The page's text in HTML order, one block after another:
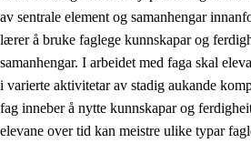
av sentrale element og samanhengar
lærer å bruke faglege kunnskapar og
samanhengar. I arbeidet med faga skal
i varierte aktivitetar av stadig aukande
fag inneber å nytte kunnskapar og
elevane over tid kan meistre ulike typar